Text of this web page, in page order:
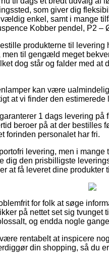
som giver dig
enkel, samt i mange
Kobber pendel, P2 –
produkterne til
til gengæld meget
dog står og falder med
kan være
at vi finder den
1 dags levering
beroer på at der bestilles
forinden personalet har fri.
levering, men i
dig den prisbilligste
at få leveret dine produkter
for folk at søge
på nettet set sig
og endda nogle
rentabelt at inspicere
din shopping, så du